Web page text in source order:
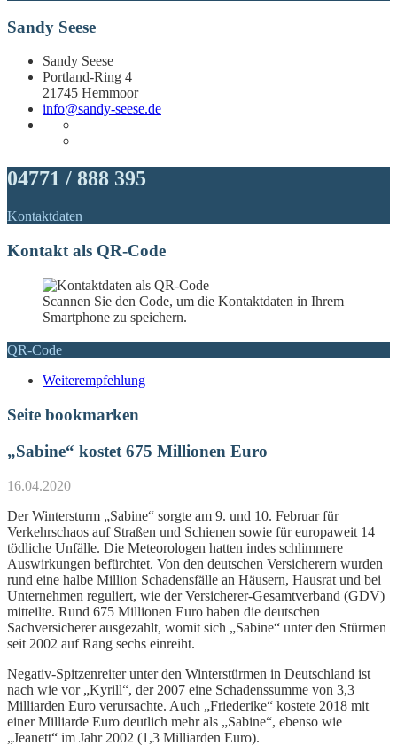
Sandy Seese
Sandy Seese
Portland-Ring 4
21745 Hemmoor
info@sandy-seese.de
04771 / 888 395
Kontaktdaten
Kontakt als QR-Code
Scannen Sie den Code, um die Kontaktdaten in Ihrem
Smartphone zu speichern.
QR-Code
Weiterempfehlung
Seite bookmarken
„Sabine“ kostet 675 Millionen Euro
16.04.2020
Der Wintersturm „Sabine“ sorgte am 9. und 10. Februar für
Verkehrschaos auf Straßen und Schienen sowie für europaweit 14
tödliche Unfälle. Die Meteorologen hatten indes schlimmere
Auswirkungen befürchtet. Von den deutschen Versicherern wurden
rund eine halbe Million Schadensfälle an Häusern, Hausrat und bei
Unternehmen reguliert, wie der Versicherer-Gesamtverband (GDV)
mitteilte. Rund 675 Millionen Euro haben die deutschen
Sachversicherer ausgezahlt, womit sich „Sabine“ unter den Stürmen
seit 2002 auf Rang sechs einreiht.
Negativ-Spitzenreiter unter den Winterstürmen in Deutschland ist
nach wie vor „Kyrill“, der 2007 eine Schadenssumme von 3,3
Milliarden Euro verursachte. Auch „Friederike“ kostete 2018 mit
einer Milliarde Euro deutlich mehr als „Sabine“, ebenso wie
„Jeanett“ im Jahr 2002 (1,3 Milliarden Euro).